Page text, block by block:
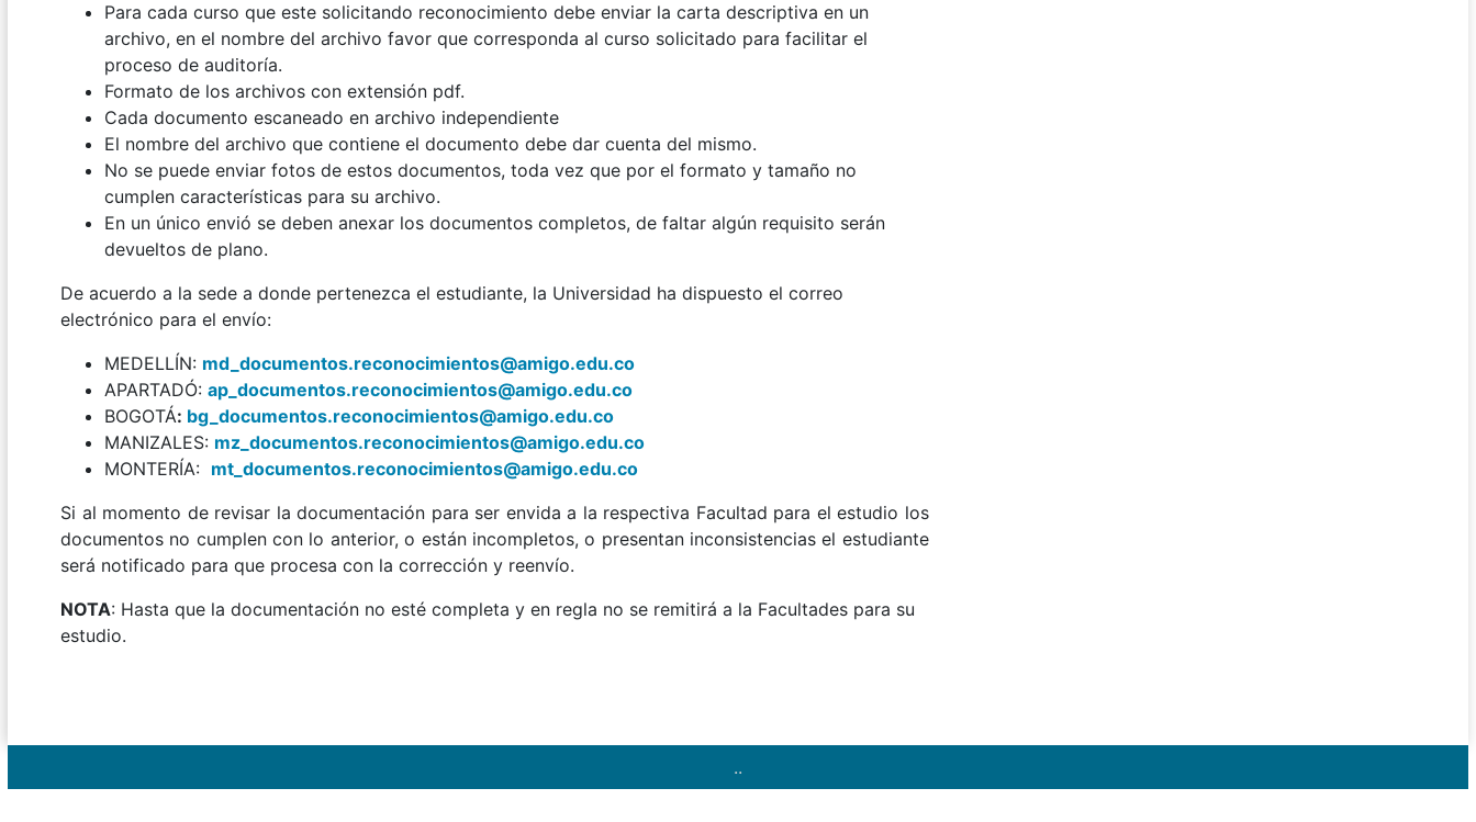
Para cada curso que este solicitando reconocimiento debe enviar la carta descriptiva en un
archivo, en el nombre del archivo favor que corresponda al curso solicitado para facilitar el
proceso de auditoría.
Formato de los archivos con extensión pdf.
Cada documento escaneado en archivo independiente
El nombre del archivo que contiene el documento debe dar cuenta del mismo.
No se puede enviar fotos de estos documentos, toda vez que por el formato y tamaño no
cumplen características para su archivo.
En un único envió se deben anexar los documentos completos, de faltar algún requisito serán
devueltos de plano.
De acuerdo a la sede a donde pertenezca el estudiante, la Universidad ha dispuesto el correo
electrónico para el envío:
MEDELLÍN: md_documentos.reconocimientos@amigo.edu.co
APARTADÓ: ap_documentos.reconocimientos@amigo.edu.co
BOGOTÁ: bg_documentos.reconocimientos@amigo.edu.co
MANIZALES: mz_documentos.reconocimientos@amigo.edu.co
MONTERÍA: mt_documentos.reconocimientos@amigo.edu.co
Si al momento de revisar la documentación para ser envida a la respectiva Facultad para el estudio los
documentos no cumplen con lo anterior, o están incompletos, o presentan inconsistencias el estudiante
será notificado para que procesa con la corrección y reenvío.
NOTA: Hasta que la documentación no esté completa y en regla no se remitirá a la Facultades para su
estudio.
..